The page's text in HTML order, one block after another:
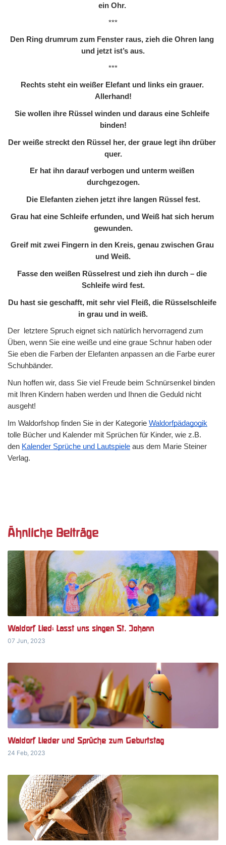
ein Ohr.
***
Den Ring drumrum zum Fenster raus, zieh die Ohren lang
und jetzt ist’s aus.
***
Rechts steht ein weißer Elefant und links ein grauer.
Allerhand!
Sie wollen ihre Rüssel winden und daraus eine Schleife
binden!
Der weiße streckt den Rüssel her, der graue legt ihn drüber
quer.
Er hat ihn darauf verbogen und unterm weißen
durchgezogen.
Die Elefanten ziehen jetzt ihre langen Rüssel fest.
Grau hat eine Schleife erfunden, und Weiß hat sich herum
gewunden.
Greif mit zwei Fingern in den Kreis, genau zwischen Grau
und Weiß.
Fasse den weißen Rüsselrest und zieh ihn durch – die
Schleife wird fest.
Du hast sie geschafft, mit sehr viel Fleiß, die Rüsselschleife
in grau und in weiß.
Der  letztere Spruch eignet sich natürlich hervorragend zum
Üben, wenn Sie eine weiße und eine graue Schnur haben oder
Sie eben die Farben der Elefanten anpassen an die Farbe eurer
Schuhbänder.
Nun hoffen wir, dass Sie viel Freude beim Schnürsenkel binden
mit Ihren Kindern haben werden und Ihnen die Geduld nicht
ausgeht!
Im Waldorfshop finden Sie in der Kategorie Waldorfpädagogik
tolle Bücher und Kalender mit Sprüchen für Kinder, wie z.B.
den Kalender Sprüche und Lautspiele aus dem Marie Steiner
Verlag.
Ähnliche Beiträge
Waldorf Lied: Lasst uns singen St. Johann
07 Jun, 2023
Waldorf Lieder und Sprüche zum Geburtstag
24 Feb, 2023